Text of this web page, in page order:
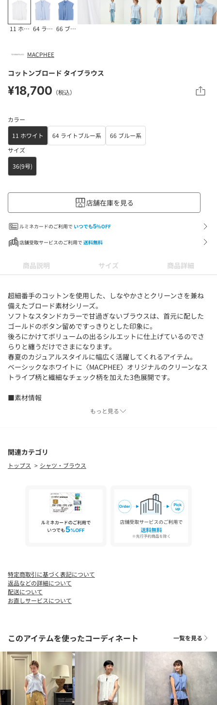
11 ホワイト64 ライトブルー系
66 ブルー系
MACPHEE
コットンブロード タイブラウス
¥18,700 （税込）
カラー
11 ホワイト
64 ライトブルー系
66 ブルー系
サイズ
36(9号)
店舗在庫を見る
ルミネカードのご利用で いつでも5%OFF
店舗受取サービスのご利用で 送料無料
商品説明 サイズ 商品詳細
超細番手のコットンを使用した、しなやかさとクリーンさを兼ね
備えたブロード素材シリーズ。
ソフトなスタンドカラーで甘過ぎないブラウスは、首元に配した
ゴールドのボタン留めですっきりとした印象に。
後ろにかけてボリュームの出るシルエットに仕上げているのでさ
らりと纏うだけでさまになります。
春夏のカジュアルスタイルに幅広く活躍してくれるアイテム。
ベーシックなホワイトに〈MACPHEE〉オリジナルのクリーンなス
トライプ柄と繊細なチェック柄を加えた3色展開です。
■素材情報
裏地：なし
※商品の色味は、商品単体または素材アップ画像をご確認くださ
店舗にお問い合わせの際は、下記の商品番号をお申し付けくださ
もっと見る
関連カテゴリ
トップス シャツ・ブラウス
特定商取引に基づく表記について
返品などの詳細について
配送について
お直しサービスについて
このアイテムを使ったコーディネート 一覧を見る